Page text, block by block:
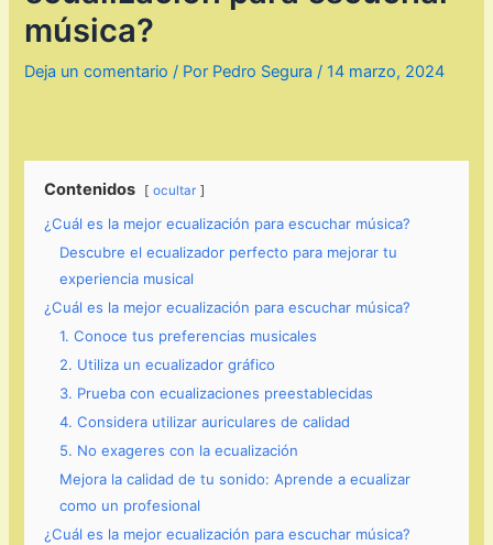
música?
Deja un comentario / Por Pedro Segura /14 marzo, 2024
Contenidos ocultar
¿Cuál es la mejor ecualización para escuchar música?
Descubre el ecualizador perfecto para mejorar tu
experiencia musical
¿Cuál es la mejor ecualización para escuchar música?
1. Conoce tus preferencias musicales
2. Utiliza un ecualizador gráfico
3. Prueba con ecualizaciones preestablecidas
4. Considera utilizar auriculares de calidad
5. No exageres con la ecualización
Mejora la calidad de tu sonido: Aprende a ecualizar
como un profesional
¿Cuál es la mejor ecualización para escuchar música?